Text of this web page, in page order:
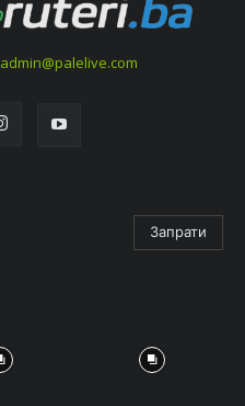
admin@palelive.com
Запрати